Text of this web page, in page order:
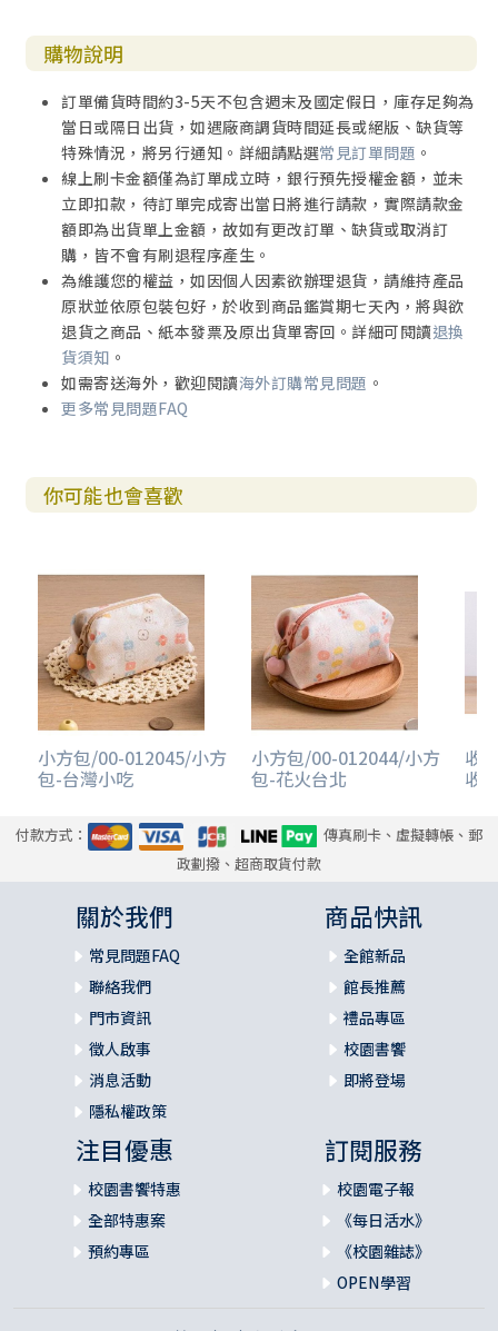
購物說明
訂單備貨時間約3-5天不包含週末及國定假日，庫存足夠為
當日或隔日出貨，如遇廠商調貨時間延長或絕版、缺貨等
特殊情況，將另行通知。詳細請點選常見訂單問題 。
線上刷卡金額僅為訂單成立時，銀行預先授權金額，並未
立即扣款，待訂單完成寄出當日將進行請款，實際請款金
額即為出貨單上金額，故如有更改訂單、缺貨或取消訂
購，皆不會有刷退程序產生。
為維護您的權益，如因個人因素欲辦理退貨，請維持產品
原狀並依原包裝包好，於收到商品鑑賞期七天內，將與欲
退貨之商品、紙本發票及原出貨單寄回。詳細可閱讀退換
貨須知 。
如需寄送海外，歡迎閱讀海外訂購常見問題 。
更多常見問題FAQ
你可能也會喜歡
小方包/00-012045/小方
包-台灣小吃
小方包/00-012044/小方
包-花火台北
收
收
付款方式：
傳真刷卡、虛擬轉帳、郵
政劃撥、超商取貨付款
關於我們
常見問題FAQ
聯絡我們
門市資訊
徵人啟事
消息活動
隱私權政策
商品快訊
全館新品
館長推薦
禮品專區
校園書饗
即將登場
注目優惠
校園書饗特惠
全部特惠案
預約專區
訂閱服務
校園電子報
《每日活水》
《校園雜誌》
OPEN學習